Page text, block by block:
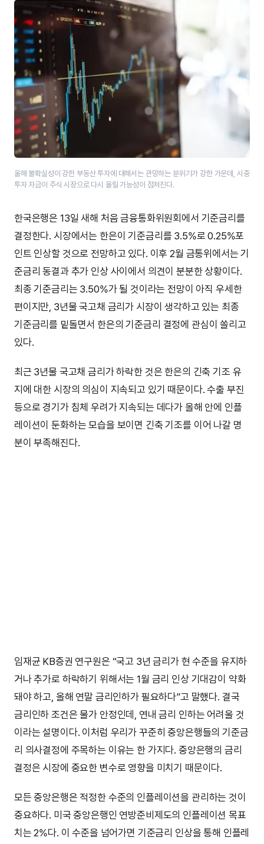
올해 불확실성이 강한 부동산 투자에 대해서는 관망하는 분위기가 강한 가운데, 시중
투자 자금이 주식 시장으로 다시 몰릴 가능성이 점쳐진다.
한국은행은 13일 새해 처음 금융통화위원회에서 기준금리를
결정한다. 시장에서는 한은이 기준금리를 3.5%로 0.25%포
인트 인상할 것으로 전망하고 있다. 이후 2월 금통위에서는 기
준금리 동결과 추가 인상 사이에서 의견이 분분한 상황이다.
최종 기준금리는 3.50%가 될 것이라는 전망이 아직 우세한
편이지만, 3년물 국고채 금리가 시장이 생각하고 있는 최종
기준금리를 밑돌면서 한은의 기준금리 결정에 관심이 쏠리고
있다.
최근 3년물 국고채 금리가 하락한 것은 한은의 긴축 기조 유
지에 대한 시장의 의심이 지속되고 있기 때문이다. 수출 부진
등으로 경기가 침체 우려가 지속되는 데다가 올해 안에 인플
레이션이 둔화하는 모습을 보이면 긴축 기조를 이어 나갈 명
분이 부족해진다.
임재균 KB증권 연구원은 “국고 3년 금리가 현 수준을 유지하
거나 추가로 하락하기 위해서는 1월 금리 인상 기대감이 약화
돼야 하고, 올해 연말 금리인하가 필요하다”고 말했다. 결국
금리인하 조건은 물가 안정인데, 연내 금리 인하는 어려울 것
이라는 설명이다. 이처럼 우리가 꾸준히 중앙은행들의 기준금
리 의사결정에 주목하는 이유는 한 가지다. 중앙은행의 금리
결정은 시장에 중요한 변수로 영향을 미치기 때문이다.
모든 중앙은행은 적정한 수준의 인플레이션을 관리하는 것이
중요하다. 미국 중앙은행인 연방준비제도의 인플레이션 목표
치는 2%다. 이 수준을 넘어가면 기준금리 인상을 통해 인플레